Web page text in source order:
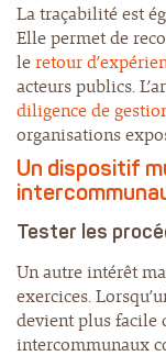
La traçabilité est
Elle permet de
leretour
acteurs publics.
diligence de
organisations
Un dispositif
Tester les
Un autre intérêt
exercices.
devient plus facile
intercommunaux